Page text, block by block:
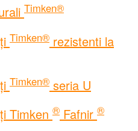
Timken®
Timken® rezistenti la
Timken® seria U
Timken ® Fafnir ®